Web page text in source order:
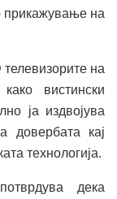
прикажување на
на
вистински
ја издвојува
довербата кај
технологија.
дека